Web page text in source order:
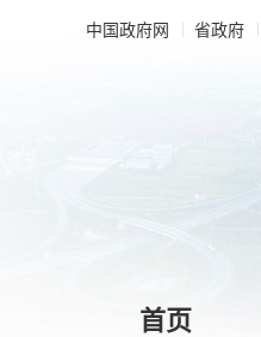
中国政府网 省政府
首页